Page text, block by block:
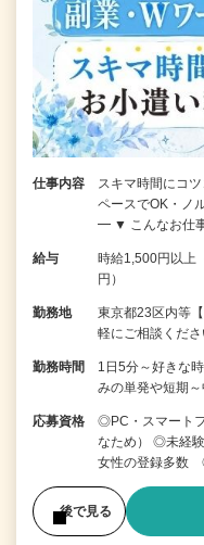
仕事内容
スキマ時間にコ
ペースでOK
━ ▼ こんなお
給与
時給1,500円以上
円）
勤務地
東京都23区内等
軽にご相談くださ
勤務時間
1日5分～好きな
みの単発や短期
応募資格
◎PC・スマート
なため） ◎未経
女性の登録多数
後で見る